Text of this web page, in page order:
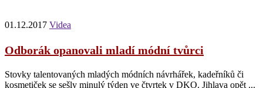
01.12.2017 Videa
Odborák opanovali mladí módní tvůrci
Stovky talentovaných mladých módních návrhářek, kadeřníků či
kosmetiček se sešly minulý týden ve čtvrtek v DKO. Jihlava opět ...